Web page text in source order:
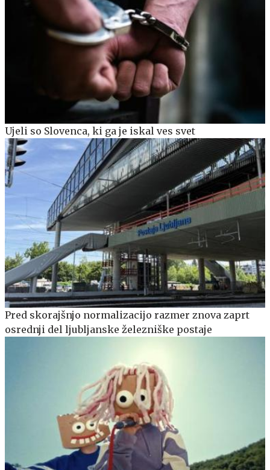
Ujeli so Slovenca, ki ga je iskal ves svet
Pred skorajšnjo normalizacijo razmer znova zaprt
osrednji del ljubljanske železniške postaje